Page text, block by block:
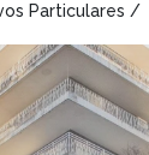
Particulares /